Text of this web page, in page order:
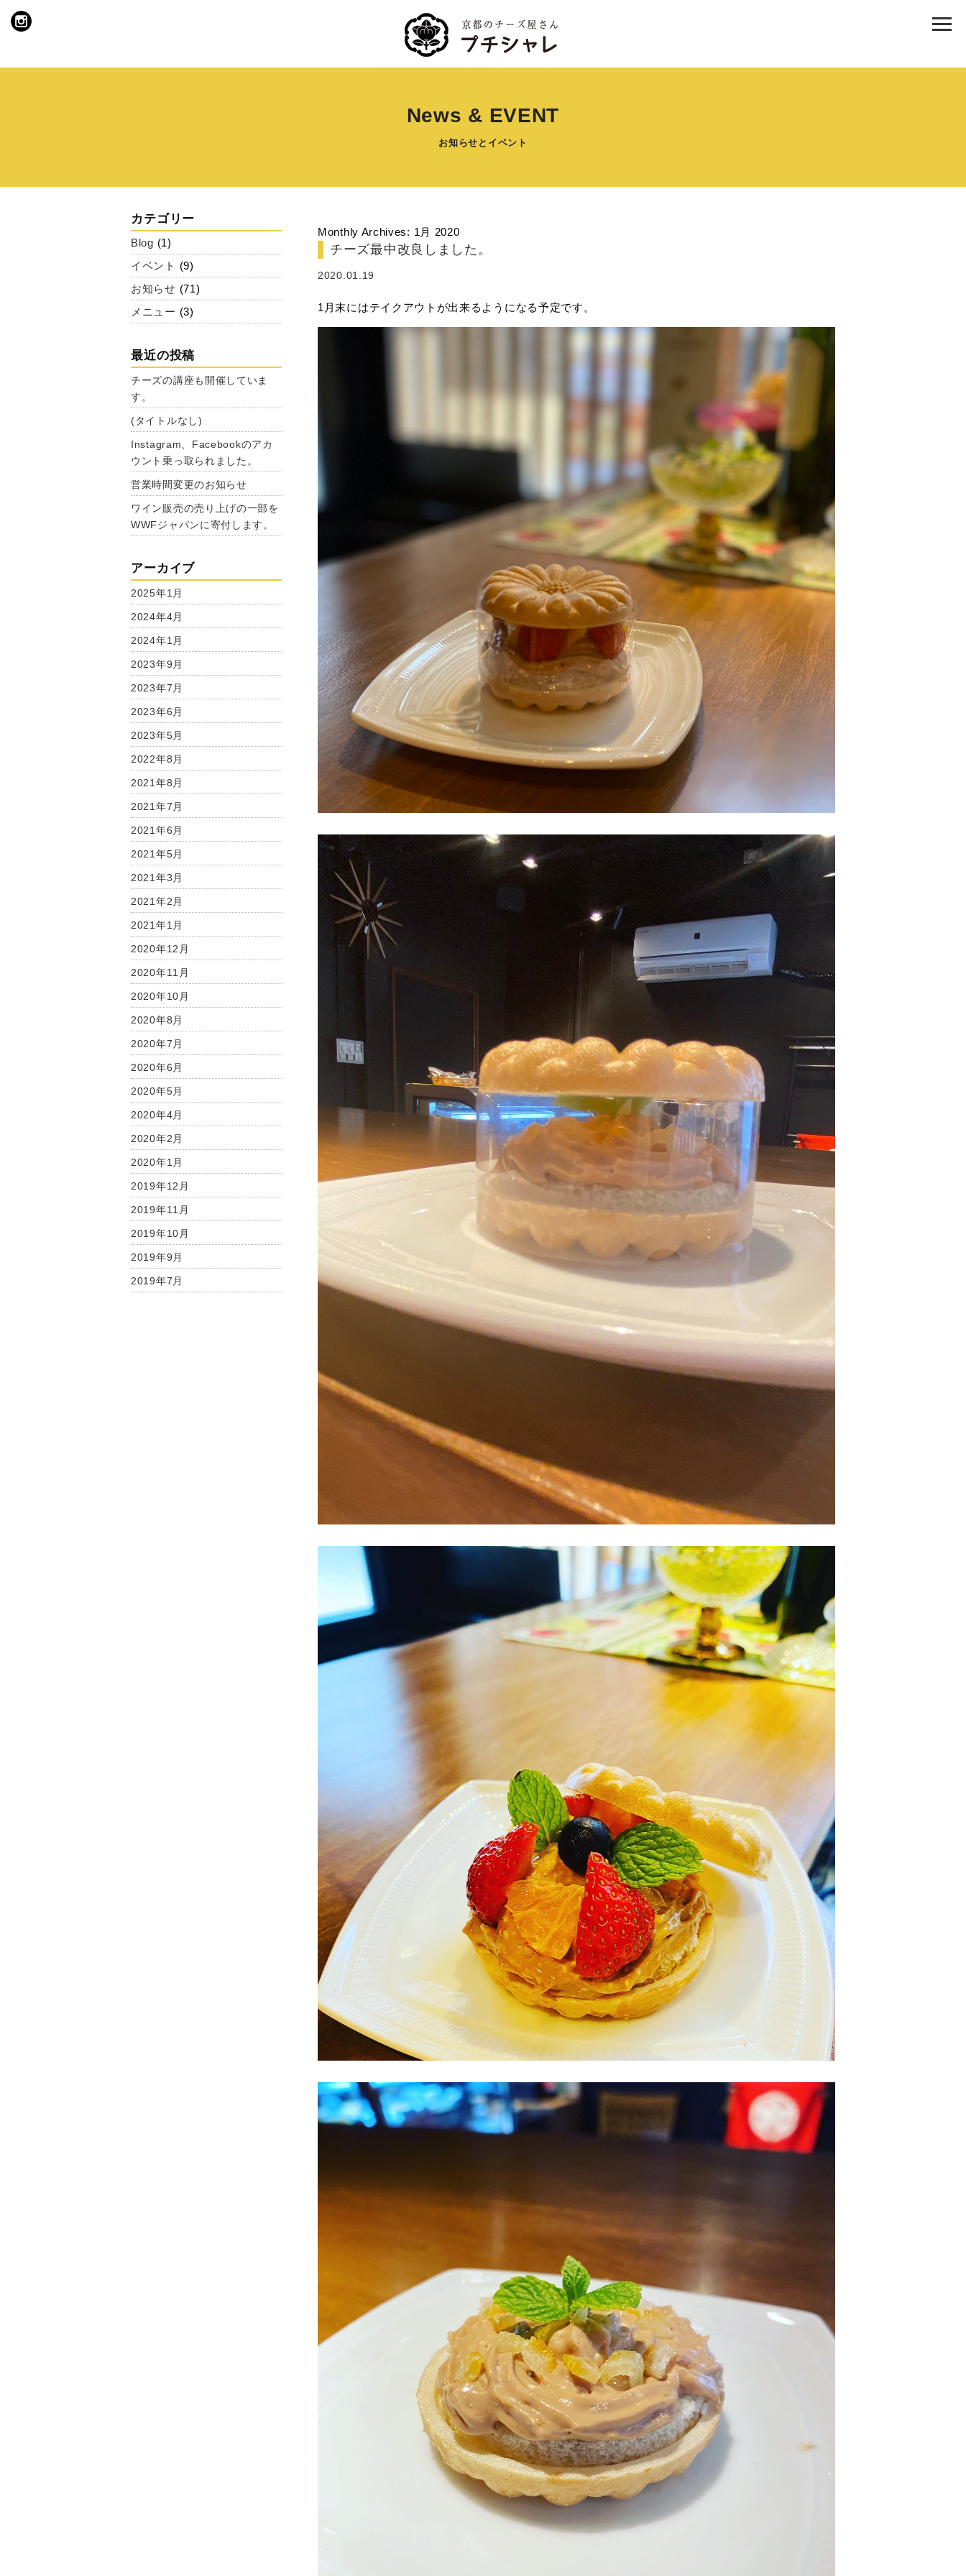
News & EVENT
お知らせとイベント
Monthly Archives: 1月 2020
チーズ最中改良しました。
2020.01.19
1月末にはテイクアウトが出来るようになる予定です。
カテゴリー
Blog (1)
イベント (9)
お知らせ (71)
メニュー (3)
最近の投稿
チーズの講座も開催していま
す。
(タイトルなし)
Instagram、Facebookのアカ
ウント乗っ取られました。
営業時間変更のお知らせ
ワイン販売の売り上げの一部を
WWFジャパンに寄付します。
アーカイブ
2025年1月
2024年4月
2024年1月
2023年9月
2023年7月
2023年6月
2023年5月
2022年8月
2021年8月
2021年7月
2021年6月
2021年5月
2021年3月
2021年2月
2021年1月
2020年12月
2020年11月
2020年10月
2020年8月
2020年7月
2020年6月
2020年5月
2020年4月
2020年2月
2020年1月
2019年12月
2019年11月
2019年10月
2019年9月
2019年7月